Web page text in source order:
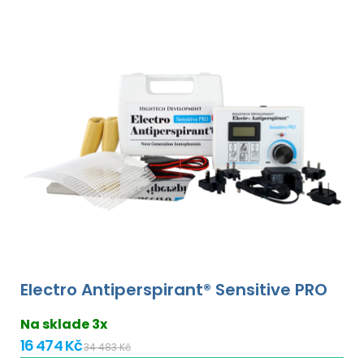
Electro Antiperspirant® Sensitive PRO
Na sklade 3x
16 474 Kč34 483 Kč